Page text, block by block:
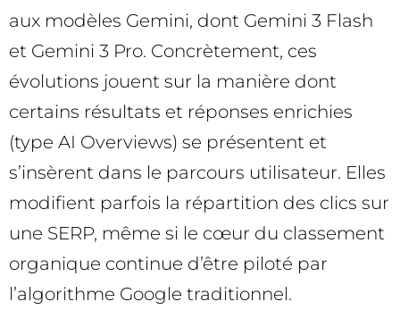
aux modèles Gemini, dont Gemini 3 Flash
et Gemini 3 Pro. Concrètement, ces
évolutions jouent sur la manière dont
certains résultats et réponses enrichies
(type AI Overviews) se présentent et
s’insèrent dans le parcours utilisateur. Elles
modifient parfois la répartition des clics sur
une SERP, même si le cœur du classement
organique continue d’être piloté par
l’algorithme Google traditionnel.